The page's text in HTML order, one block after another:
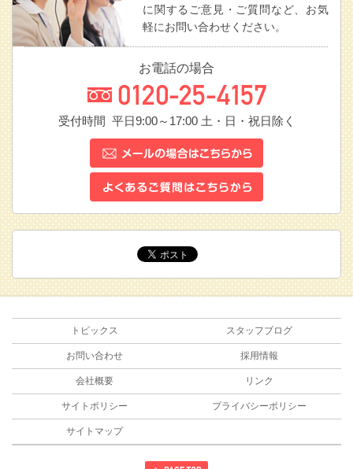
に関するご意見・ご質問など、お気
軽にお問い合わせください。
お電話の場合
受付時間 平日9:00～17:00土・日・祝日除く
トピックス スタッフブログ
お問い合わせ 採用情報
会社概要 リンク
サイトポリシー プライバシーポリシー
サイトマップ